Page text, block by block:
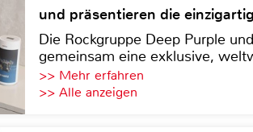
und präsentieren die
Die Rockgruppe Deep Purple
gemeinsam eine exklusive,
>> Mehr erfahren
>> Alle anzeigen